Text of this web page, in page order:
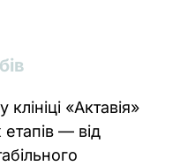
«Актавія»
етапів — від